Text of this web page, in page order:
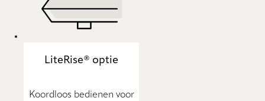
LiteRise® optie
Koordloos bedienen voor